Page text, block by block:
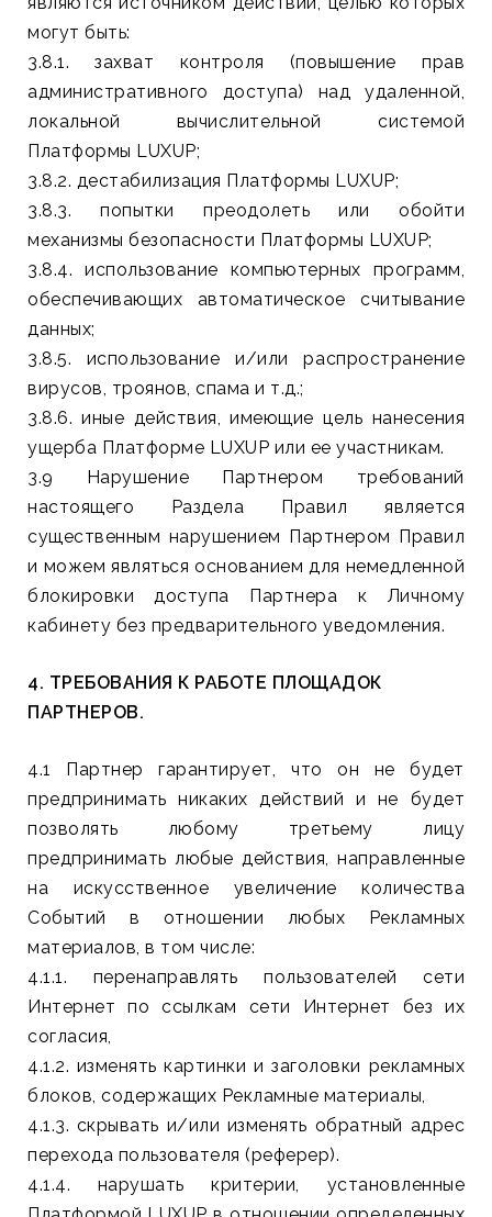
могут быть:
3.8.1. захват контроля (повышение прав
административного доступа) над удаленной,
локальной вычислительной системой
Платформы LUXUP;
3.8.2. дестабилизация Платформы LUXUP;
3.8.3. попытки преодолеть или обойти
механизмы безопасности Платформы LUXUP;
3.8.4. использование компьютерных программ,
обеспечивающих автоматическое считывание
данных;
3.8.5. использование и/или распространение
вирусов, троянов, спама и т.д.;
3.8.6. иные действия, имеющие цель нанесения
ущерба Платформе LUXUP или ее участникам.
3.9 Нарушение Партнером требований
настоящего Раздела Правил является
существенным нарушением Партнером Правил
и можем являться основанием для немедленной
блокировки доступа Партнера к Личному
кабинету без предварительного уведомления.
4. ТРЕБОВАНИЯ К РАБОТЕ ПЛОЩАДОК
ПАРТНЕРОВ.
4.1 Партнер гарантирует, что он не будет
предпринимать никаких действий и не будет
позволять любому третьему лицу
предпринимать любые действия, направленные
на искусственное увеличение количества
Событий в отношении любых Рекламных
материалов, в том числе:
4.1.1. перенаправлять пользователей сети
Интернет по ссылкам сети Интернет без их
согласия,
4.1.2. изменять картинки и заголовки рекламных
блоков, содержащих Рекламные материалы,
4.1.3. скрывать и/или изменять обратный адрес
перехода пользователя (реферер).
4.1.4. нарушать критерии, установленные